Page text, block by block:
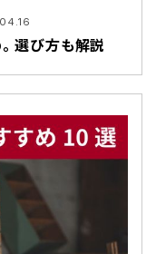
選び方も解説